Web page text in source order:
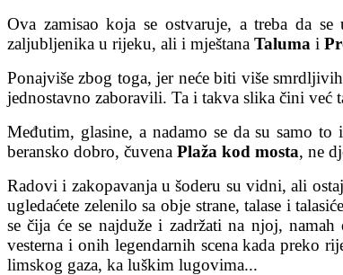
Ova zamisao koja se ostvaruje, a treba da
zaljubljenika u rijeku, ali i mještana Taluma i
Ponajviše zbog toga, jer neće biti više
jednostavno zaboravili. Ta i takva slika čini već
Međutim, glasine, a nadamo se da su samo
beransko dobro, čuvena Plaža kod mosta, ne
Radovi i zakopavanja u šoderu su vidni, ali
ugledaćete zelenilo sa obje strane, talase i
se čija će se najduže i zadržati na njoj, namah
vesterna i onih legendarnih scena kada preko
limskog gaza, ka luškim lugovima...